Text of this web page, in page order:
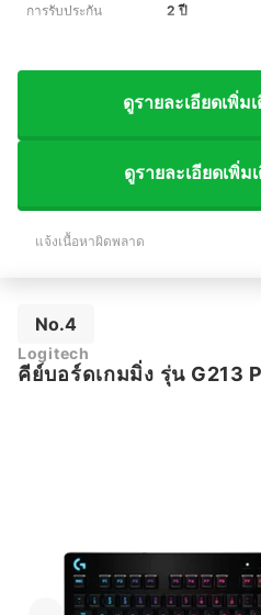
การรับประกัน 2 ปี
ดูรายละเอียดเพิ่ม
ดูรายละเอียดเพิ่ม
แจ้งเนื้อหาผิดพลาด
No.4
Logitech
คีย์บอร์ดเกมมิ่ง รุ่น G213